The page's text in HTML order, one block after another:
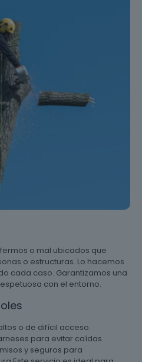
o mal ubicados que
o estructuras. Lo hacemos
cada caso. Garantizamos una
con el entorno.
o de difícil acceso.
para evitar caídas.
y seguros para